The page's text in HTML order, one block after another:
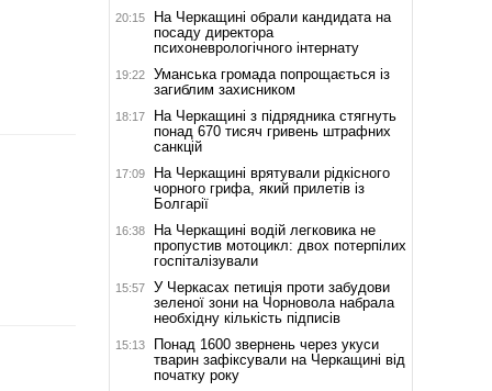
20:15
На Черкащині обрали кандидата на
посаду директора
психоневрологічного інтернату
19:22
Уманська громада попрощається із
загиблим захисником
18:17
На Черкащині з підрядника стягнуть
понад 670 тисяч гривень штрафних
санкцій
17:09
На Черкащині врятували рідкісного
чорного грифа, який прилетів із
Болгарії
16:38
На Черкащині водій легковика не
пропустив мотоцикл: двох потерпілих
госпіталізували
15:57
У Черкасах петиція проти забудови
зеленої зони на Чорновола набрала
необхідну кількість підписів
15:13
Понад 1600 звернень через укуси
тварин зафіксували на Черкащині від
початку року